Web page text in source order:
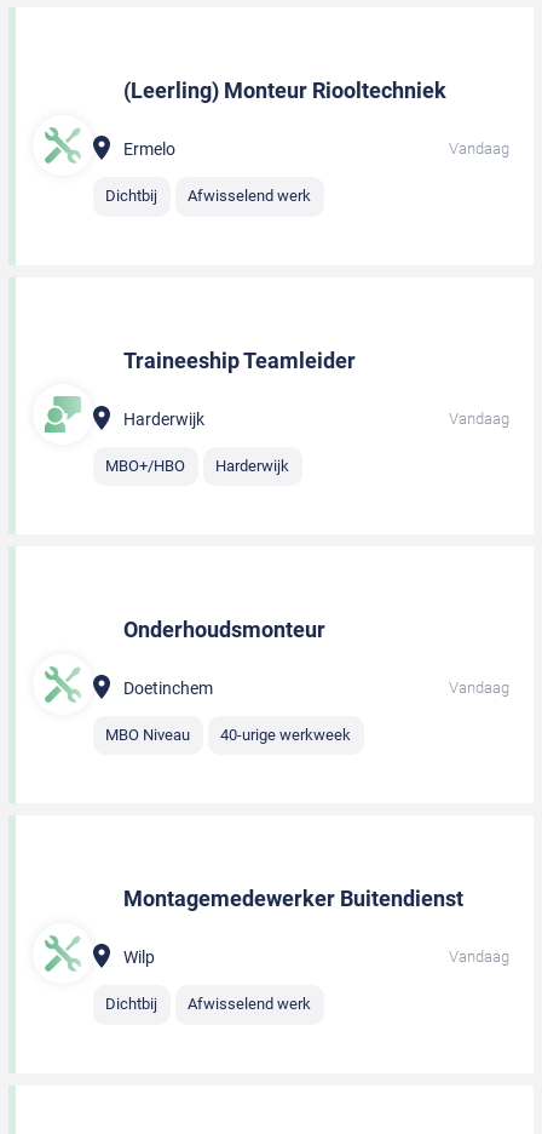
(Leerling) Monteur Riooltechniek
Ermelo Vandaag
Dichtbij Afwisselend werk
Traineeship Teamleider
Harderwijk Vandaag
MBO+/HBO Harderwijk
Onderhoudsmonteur
Doetinchem Vandaag
MBO Niveau 40-urige werkweek
Montagemedewerker Buitendienst
Wilp Vandaag
Dichtbij Afwisselend werk